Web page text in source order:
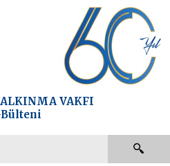
VAKFI
Bülteni